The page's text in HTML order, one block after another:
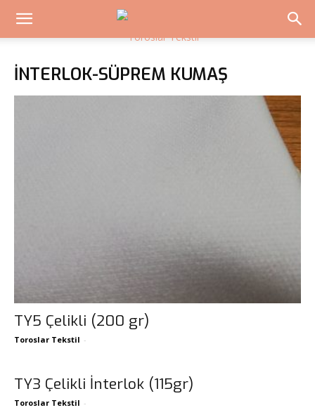
İNTERLOK-SÜPREM KUMAŞ
TY5 Çelikli (200 gr)
Toroslar Tekstil -
TY3 Çelikli İnterlok (115gr)
Toroslar Tekstil -